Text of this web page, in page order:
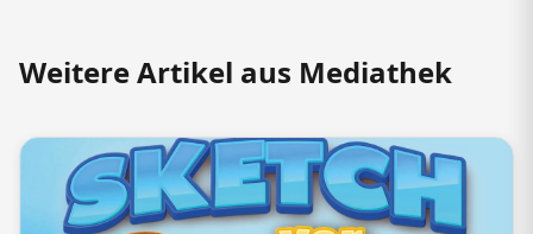
Weitere Artikel aus Mediathek